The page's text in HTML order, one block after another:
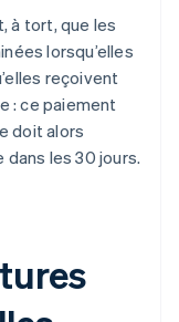
à tort, que les
lorsqu’elles
reçoivent
: ce paiement
doit alors
les 30 jours.